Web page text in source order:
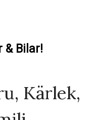
& Bilar!
Kärlek,